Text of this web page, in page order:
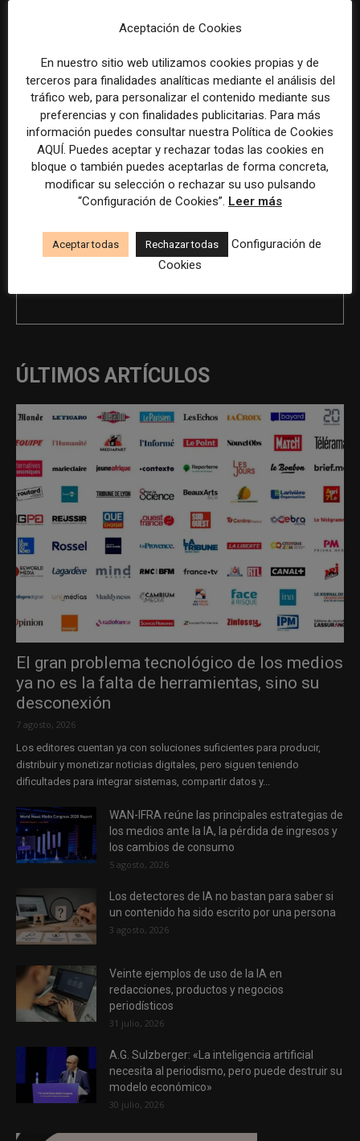
Previous article
Redactor en remoto a jornada
completa
Next article
Responsable de comunicación
y publicidad
REDACCIÓN
ÚLTIMOS ARTÍCULOS
El gran problema tecnológico de los medios
ya no es la falta de herramientas, sino su
desconexión
7 agosto, 2026
Los editores cuentan ya con soluciones suficientes para producir,
distribuir y monetizar noticias digitales, pero siguen teniendo
dificultades para integrar sistemas, compartir datos y...
WAN-IFRA reúne las principales estrategias de
los medios ante la IA, la pérdida de ingresos y
los cambios de consumo
5 agosto, 2026
Los detectores de IA no bastan para saber si
un contenido ha sido escrito por una persona
3 agosto, 2026
Veinte ejemplos de uso de la IA en
redacciones, productos y negocios
periodísticos
31 julio, 2026
A.G. Sulzberger: «La inteligencia artificial
necesita al periodismo, pero puede destruir su
modelo económico»
30 julio, 2026
Aceptación de Cookies
En nuestro sitio web utilizamos cookies propias y de
terceros para finalidades analíticas mediante el análisis del
tráfico web, para personalizar el contenido mediante sus
preferencias y con finalidades publicitarias. Para más
información puedes consultar nuestra Política de Cookies
AQUÍ. Puedes aceptar y rechazar todas las cookies en
bloque o también puedes aceptarlas de forma concreta,
modificar su selección o rechazar su uso pulsando
“Configuración de Cookies”. Leer más
Aceptar todas Rechazar todas
Configuración de
Cookies